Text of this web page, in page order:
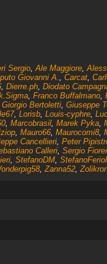
Sergio,Ale Maggiore,
Giovanni A., Carcat,
, Dierre.ph, Diodato
, Franco Buffalmano,
Giorgio Bertoletti, Giuseppe
, Lorisb, Louis-cyphre,
, Marcobrasil, Marek Pyka,
, Mauro66, Maurocomi8,
Cancellieri, Peter
Calleri, Sergio
, StefanoDM,
,Zanna52,